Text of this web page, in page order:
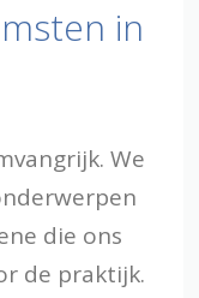
in
We
die ons
de praktijk.